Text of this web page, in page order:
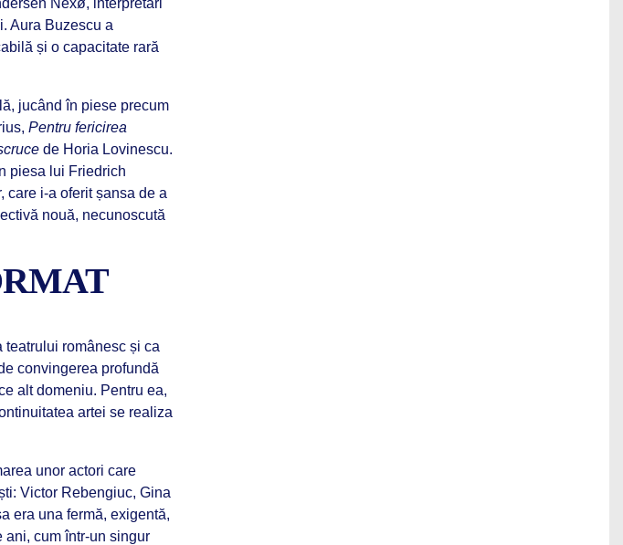
Nexø, interpretări
Aura Buzescu a
și o capacitate rară
jucând în piese precum
Pentru fericirea
de Horia Lovinescu.
piesa lui Friedrich
care i-a oferit șansa de a
nouă, necunoscută
teatrului românesc și ca
convingerea profundă
alt domeniu. Pentru ea,
artei se realiza
unor actori care
Victor Rebengiuc, Gina
era una fermă, exigentă,
ani, cum într-un singur